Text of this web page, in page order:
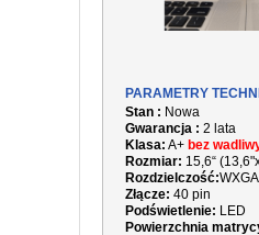
PARAMETRY
Stan : Nowa
Gwarancja : 2 lata
Klasa: A+ bez
Rozmiar: 15,6“
Rozdzielczość:
Złącze: 40 pin
Podświetlenie: LED
Powierzchnia